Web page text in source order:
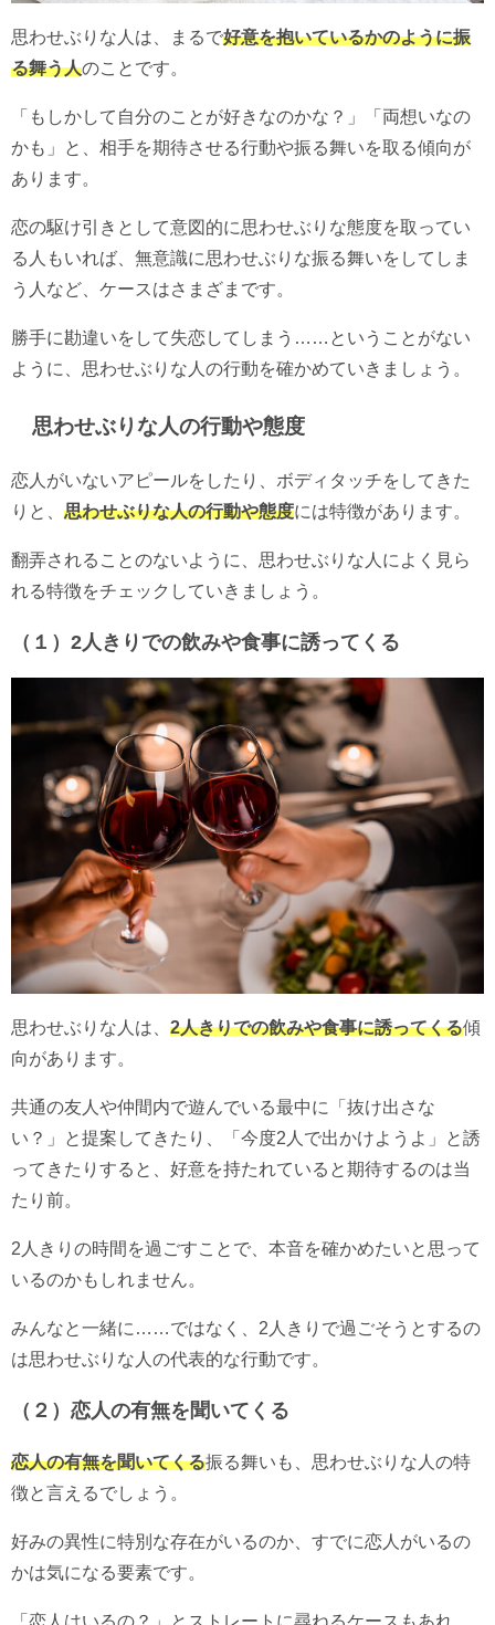
思わせぶりな人は、まるで好意を抱いているかのように振
る舞う人のことです。
「もしかして自分のことが好きなのかな？」「両想いなの
かも」と、相手を期待させる行動や振る舞いを取る傾向が
あります。
恋の駆け引きとして意図的に思わせぶりな態度を取ってい
る人もいれば、無意識に思わせぶりな振る舞いをしてしま
う人など、ケースはさまざまです。
勝手に勘違いをして失恋してしまう……ということがない
ように、思わせぶりな人の行動を確かめていきましょう。
思わせぶりな人の行動や態度
恋人がいないアピールをしたり、ボディタッチをしてきた
りと、 思わせぶりな人の行動や態度には特徴があります。
翻弄されることのないように、思わせぶりな人によく見ら
れる特徴をチェックしていきましょう。
（１）2人きりでの飲みや食事に誘ってくる
思わせぶりな人は、 2人きりでの飲みや食事に誘ってくる傾
向があります。
共通の友人や仲間内で遊んでいる最中に「抜け出さな
い？」と提案してきたり、「今度2人で出かけようよ」と誘
ってきたりすると、好意を持たれていると期待するのは当
たり前。
2人きりの時間を過ごすことで、本音を確かめたいと思って
いるのかもしれません。
みんなと一緒に……ではなく、2人きりで過ごそうとするの
は思わせぶりな人の代表的な行動です。
（２）恋人の有無を聞いてくる
恋人の有無を聞いてくる振る舞いも、思わせぶりな人の特
徴と言えるでしょう。
好みの異性に特別な存在がいるのか、すでに恋人がいるの
かは気になる要素です。
「恋人はいるの？」とストレートに尋ねるケースもあれ